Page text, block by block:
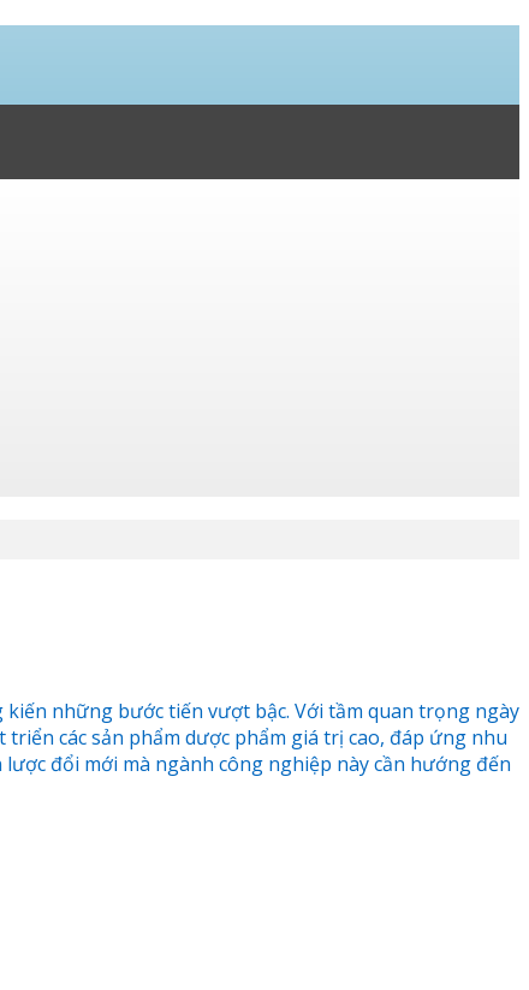
những bước tiến vượt bậc. Với tầm quan trọng ngày
các sản phẩm dược phẩm giá trị cao, đáp ứng nhu
đổi mới mà ngành công nghiệp này cần hướng đến